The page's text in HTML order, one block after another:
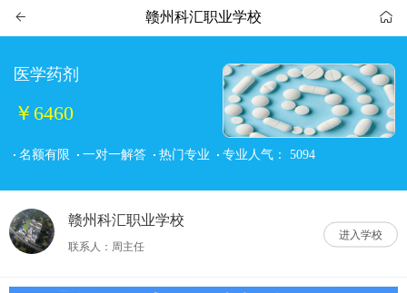
 赣州科汇职业学校 
医学药剂
￥6460
名额有限 一对一解答 热门专业 专业人气： 5094
赣州科汇职业学校
联系人：周主任
进入学校